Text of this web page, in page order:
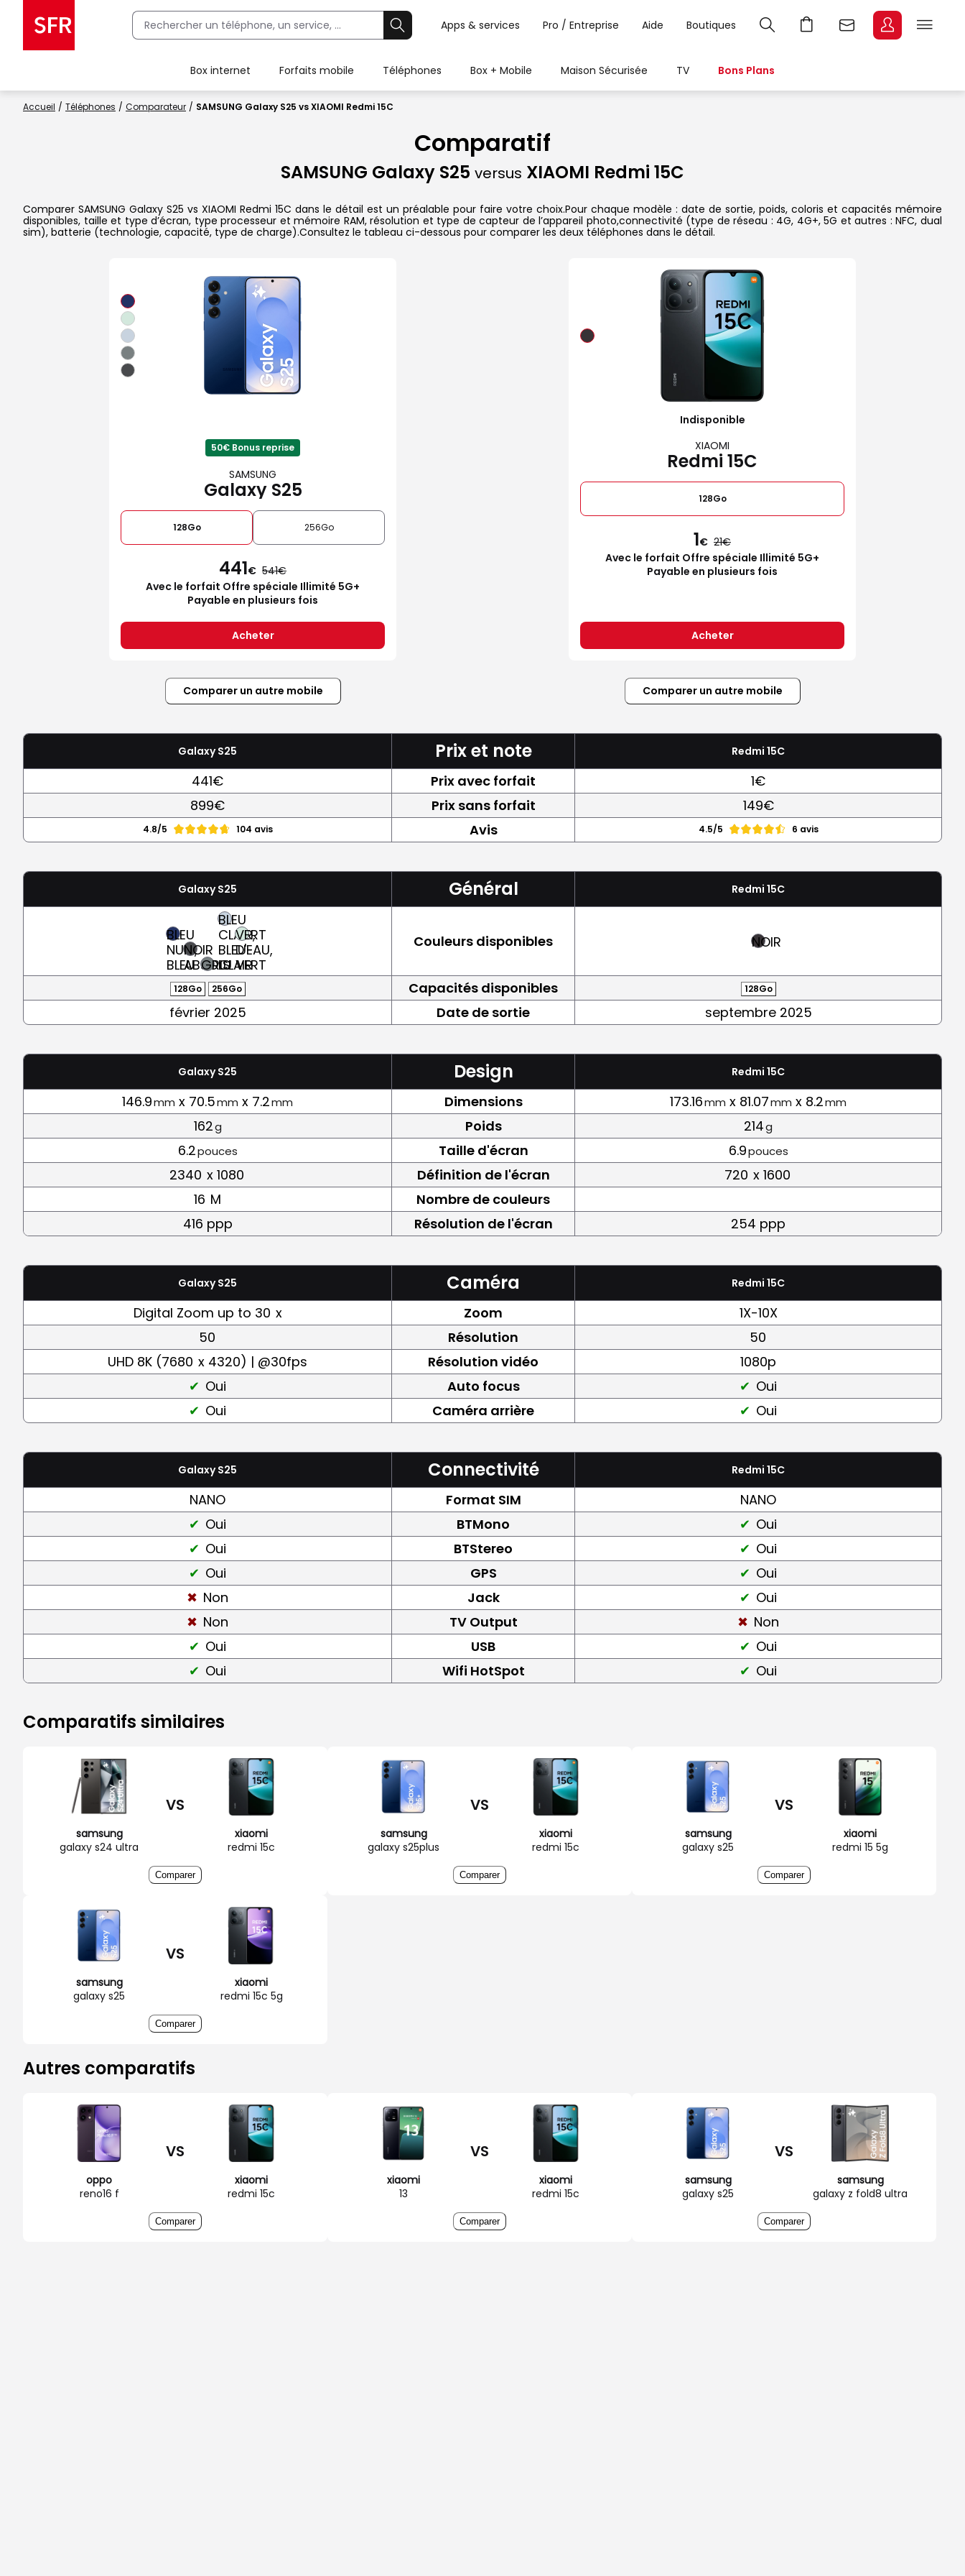
Apps & services Pro / Entreprise Aide Boutiques
Box internet Forfaits mobile Téléphones Box + Mobile Maison Sécurisée TV Bons Plans
Accueil Téléphones Comparateur SAMSUNG Galaxy S25 vs XIAOMI Redmi 15C
Comparatif
SAMSUNG Galaxy S25 versus XIAOMI Redmi 15C
Comparer SAMSUNG Galaxy S25 vs XIAOMI Redmi 15C dans le détail est un préalable pour faire votre choix.Pour chaque modèle : date de sortie, poids, coloris et capacités mémoire
disponibles, taille et type d’écran, type processeur et mémoire RAM, résolution et type de capteur de l’appareil photo,connectivité (type de réseau : 4G, 4G+, 5G et autres : NFC, dual
sim), batterie (technologie, capacité, type de charge).Consultez le tableau ci-dessous pour comparer les deux téléphones dans le détail.
50€ Bonus reprise
SAMSUNG
Galaxy S25
128Go 256Go
441€ 541
Avec le forfait Offre spéciale Illimité 5G+
Payable en plusieurs fois
Acheter
Indisponible
XIAOMI
Redmi 15C
128Go
1€ 21
Avec le forfait Offre spéciale Illimité 5G+
Payable en plusieurs fois
Acheter
Comparer un autre mobile Comparer un autre mobile
Galaxy S25 Prix et note Redmi 15C
441€ Prix avec forfait
1€
899€
Prix sans forfait 149€
4.8/5 104 avis Avis 4.5/5 6 avis
Galaxy S25 Général Redmi 15C
BLEU
NUIT,
BLEU
NOIR
ABSOLU
GRIS
BLEU
CLAIR,
BLEU-
CLAIR
VERT
D'EAU,
VERT
Couleurs disponibles NOIR
128Go 256Go Capacités disponibles 128Go
février 2025 Date de sortie septembre 2025
Galaxy S25 Design Redmi 15C
146.9mm x 70.5mm x 7.2mm Dimensions 173.16mm x 81.07mm x 8.2mm
162g Poids 214g
6.2pouces Taille d'écran 6.9pouces
2340 x 1080 Définition de l'écran 720 x 1600
16 M
Nombre de couleurs
416 ppp
Résolution de l'écran 254 ppp
Galaxy S25 Caméra Redmi 15C
Digital Zoom up to 30 x Zoom
1X-10X
50
Résolution
50
UHD 8K (7680 x 4320) | @30fps Résolution vidéo
1080p
Oui
Auto focus
Oui
Oui
Caméra arrière Oui
Galaxy S25 Connectivité Redmi 15C
NANO Format SIM
NANO
Oui
BTMono
Oui
Oui
BTStereo
Oui
Oui
GPS
Oui
Non
Jack
Oui
Non
TV Output
Non
Oui
USB
Oui
Oui
Wifi HotSpot Oui
Comparatifs similaires
samsung
galaxy s24 ultra
VS
xiaomi
redmi 15c
Comparer
samsung
galaxy s25plus
VS
xiaomi
redmi 15c
Comparer
samsung
galaxy s25
VS
xiaomi
redmi 15 5g
Comparer
samsung
galaxy s25
VS
xiaomi
redmi 15c 5g
Comparer
Autres comparatifs
oppo
reno16 f
VS
xiaomi
redmi 15c
Comparer
xiaomi
13
VS
xiaomi
redmi 15c
Comparer
samsung
galaxy s25
VS
samsung
galaxy z fold8 ultra
Comparer